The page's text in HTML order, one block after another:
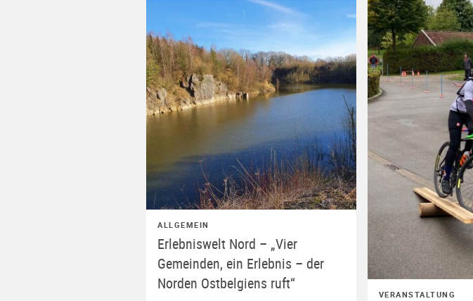
ALLGEMEIN
Erlebniswelt Nord – „Vier
Gemeinden, ein Erlebnis – der
Norden Ostbelgiens ruft“
VERANSTALTUNG